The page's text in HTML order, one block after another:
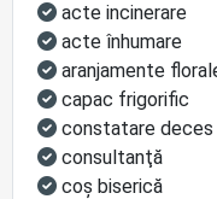
acte incinerare
acte înhumare
aranjamente
capac frigorific
constatare deces
consultanţă
coş biserică